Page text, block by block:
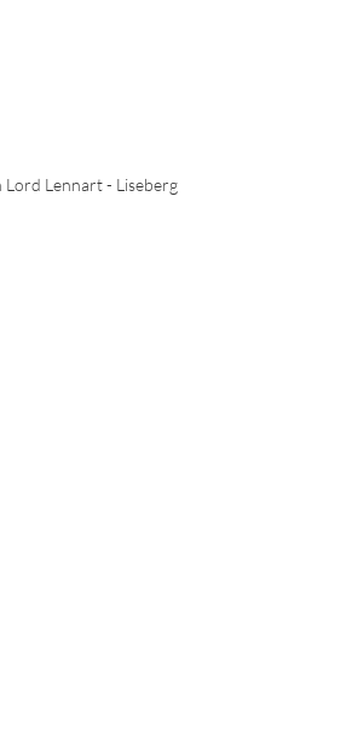
Lord Lennart - Liseberg